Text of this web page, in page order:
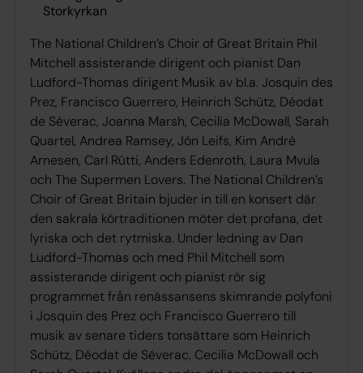
Storkyrkan
The National Children’s Choir of Great Britain Phil
Mitchell assisterande dirigent och pianist Dan
Ludford-Thomas dirigent Musik av bl.a. Josquin des
Prez, Francisco Guerrero, Heinrich Schütz, Déodat
de Séverac, Joanna Marsh, Cecilia McDowall, Sarah
Quartel, Andrea Ramsey, Jón Leifs, Kim André
Arnesen, Carl Rütti, Anders Edenroth, Laura Mvula
och The Supermen Lovers. The National Children’s
Choir of Great Britain bjuder in till en konsert där
den sakrala körtraditionen möter det profana, det
lyriska och det rytmiska. Under ledning av Dan
Ludford-Thomas och med Phil Mitchell som
assisterande dirigent och pianist rör sig
programmet från renässansens skimrande polyfoni
i Josquin des Prez och Francisco Guerrero till
musik av senare tiders tonsättare som Heinrich
Schütz, Déodat de Séverac, Cecilia McDowall och